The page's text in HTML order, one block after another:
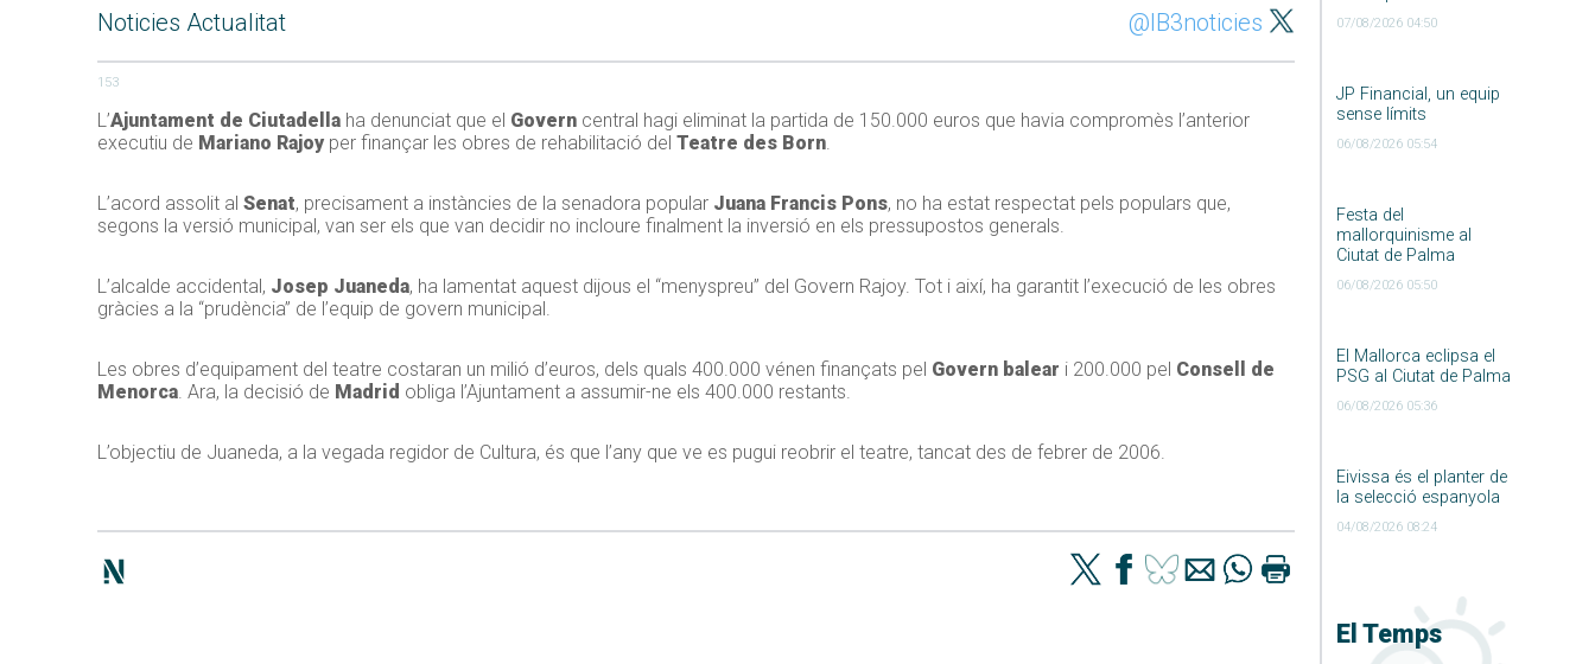
07/08/2026 04:50
JP Financial, un equip
sense límits
06/08/2026 05:54
Festa del
mallorquinisme al
Ciutat de Palma
06/08/2026 05:50
El Mallorca eclipsa el
PSG al Ciutat de Palma
06/08/2026 05:36
Eivissa és el planter de
la selecció espanyola
04/08/2026 08:24
El Temps
Noticies Actualitat @IB3noticies
153
L’Ajuntament de Ciutadella ha denunciat que el Govern central hagi eliminat la partida de 150.000 euros que havia compromès l’anterior
executiu de Mariano Rajoy per finançar les obres de rehabilitació del Teatre des Born.
L’acord assolit al Senat, precisament a instàncies de la senadora popular Juana Francis Pons, no ha estat respectat pels populars que,
segons la versió municipal, van ser els que van decidir no incloure finalment la inversió en els pressupostos generals.
L’alcalde accidental, Josep Juaneda, ha lamentat aquest dijous el “menyspreu” del Govern Rajoy. Tot i així, ha garantit l’execució de les obres
gràcies a la “prudència” de l’equip de govern municipal.
Les obres d’equipament del teatre costaran un milió d’euros, dels quals 400.000 vénen finançats pel Govern balear i 200.000 pel Consell de
Menorca. Ara, la decisió de Madrid obliga l’Ajuntament a assumir-ne els 400.000 restants.
L’objectiu de Juaneda, a la vegada regidor de Cultura, és que l’any que ve es pugui reobrir el teatre, tancat des de febrer de 2006.